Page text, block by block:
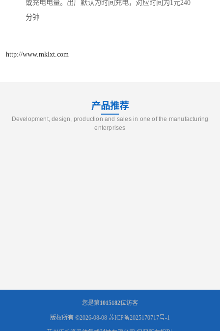
或充电电量。出厂默认为时间充电，对应时间为1元240
分钟
http://www.mklxt.com
产品推荐
Development, design, production and sales in one of the manufacturing
enterprises
您是第1015182位访客
版权所有 ©2026-08-08 苏ICP备2025170717号-1